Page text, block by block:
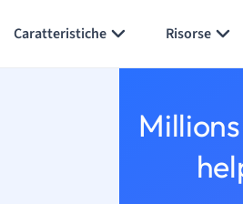
Caratteristiche Risorse